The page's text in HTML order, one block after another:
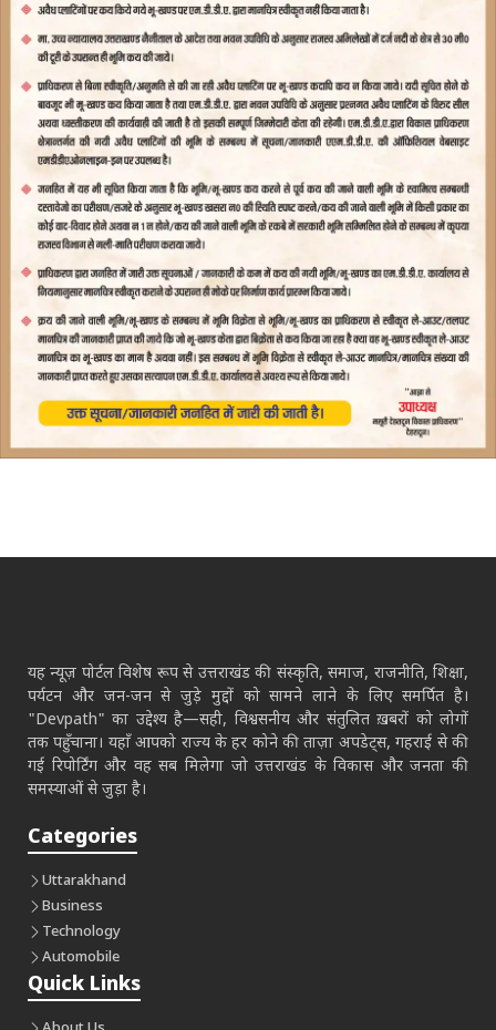
यह न्यूज़ पोर्टल विशेष रूप से उत्तराखंड की संस्कृति, समाज, राजनीति, शिक्षा,
पर्यटन और जन-जन से जुड़े मुद्दों को सामने लाने के लिए समर्पित है।
"Devpath" का उद्देश्य है—सही, विश्वसनीय और संतुलित ख़बरों को लोगों
तक पहुँचाना। यहाँ आपको राज्य के हर कोने की ताज़ा अपडेट्स, गहराई से की
गई रिपोर्टिंग और वह सब मिलेगा जो उत्तराखंड के विकास और जनता की
समस्याओं से जुड़ा है।
Categories
Uttarakhand
Business
Technology
Automobile
Quick Links